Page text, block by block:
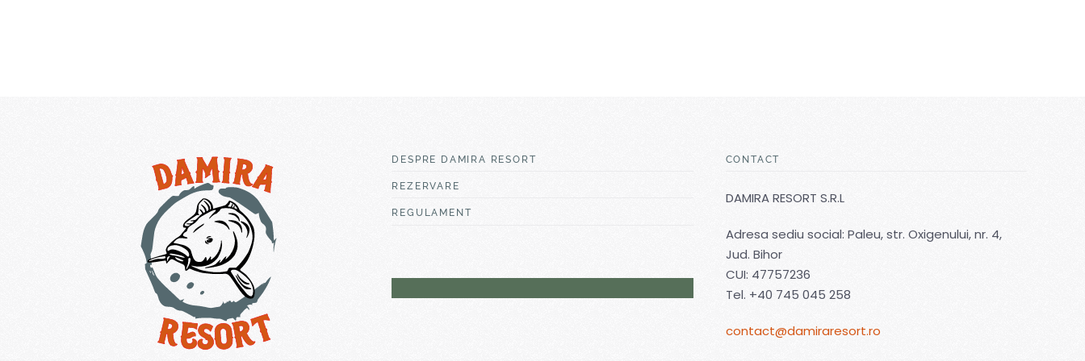
DESPRE DAMIRA RESORT
REZERVARE
REGULAMENT
CONTACT
DAMIRA RESORT S.R.L
Adresa sediu social: Paleu, str. Oxigenului, nr. 4,
Jud. Bihor
CUI: 47757236
Tel. +40 745 045 258
contact@damiraresort.ro